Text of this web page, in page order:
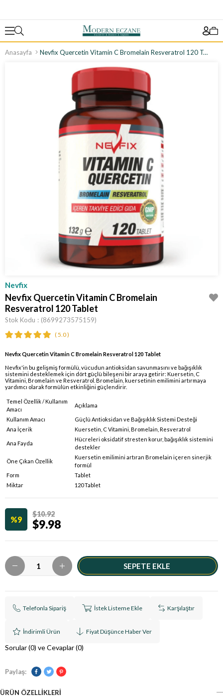
Anasayfa Nevfix Quercetin Vitamin C Bromelain Resveratrol 120 Tablet
Nevfix
Nevfix Quercetin Vitamin C Bromelain
Resveratrol 120 Tablet
Stok Kodu (8699273575159)
5.0
Nevfix Quercetin Vitamin C Bromelain Resveratrol 120 Tablet
Nevfix'in bu gelişmiş formülü, vücudun antioksidan savunmasını ve bağışıklık
sistemini desteklemek için dört güçlü bileşeni bir araya getirir: Kuersetin, C
Vitamini, Bromelain ve Resveratrol. Bromelain, kuersetinin emilimini artırmaya
yardımcı olarak formülün etkinliğini güçlendirir.
Temel Özellik / Kullanım
Amacı
Açıklama
Kullanım Amacı
Güçlü Antioksidan ve Bağışıklık Sistemi Desteği
Ana İçerik
Kuersetin, C Vitamini, Bromelain, Resveratrol
Ana Fayda
Hücreleri oksidatif stresten korur, bağışıklık sistemini
destekler
Öne Çıkan Özellik
Kuersetin emilimini artıran Bromelain içeren sinerjik
formül
Form
Tablet
Miktar
120 Tablet
9
$10.92
$9.98
Telefonla Sipariş İstek Listeme Ekle Karşılaştır
İndirimli Ürün Fiyat Düşünce Haber Ver
Sorular (0) ve Cevaplar (0)
Paylaş:
ÜRÜN ÖZELLIKLERI